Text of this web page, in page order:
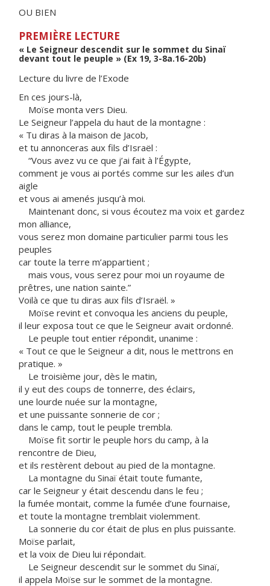
OU BIEN
PREMIÈRE LECTURE
« Le Seigneur descendit sur le sommet du Sinaï
devant tout le peuple » (Ex 19, 3-8a.16-20b)
Lecture du livre de l’Exode
En ces jours-là,
Moïse monta vers Dieu.
Le Seigneur l’appela du haut de la montagne :
« Tu diras à la maison de Jacob,
et tu annonceras aux fils d’Israël :
“Vous avez vu ce que j’ai fait à l’Égypte,
comment je vous ai portés comme sur les ailes d’un
aigle
et vous ai amenés jusqu’à moi.
Maintenant donc, si vous écoutez ma voix et gardez
mon alliance,
vous serez mon domaine particulier parmi tous les
peuples
car toute la terre m’appartient ;
mais vous, vous serez pour moi un royaume de
prêtres, une nation sainte.”
Voilà ce que tu diras aux fils d’Israël. »
Moïse revint et convoqua les anciens du peuple,
il leur exposa tout ce que le Seigneur avait ordonné.
Le peuple tout entier répondit, unanime :
« Tout ce que le Seigneur a dit, nous le mettrons en
pratique. »
Le troisième jour, dès le matin,
il y eut des coups de tonnerre, des éclairs,
une lourde nuée sur la montagne,
et une puissante sonnerie de cor ;
dans le camp, tout le peuple trembla.
Moïse fit sortir le peuple hors du camp, à la
rencontre de Dieu,
et ils restèrent debout au pied de la montagne.
La montagne du Sinaï était toute fumante,
car le Seigneur y était descendu dans le feu ;
la fumée montait, comme la fumée d’une fournaise,
et toute la montagne tremblait violemment.
La sonnerie du cor était de plus en plus puissante.
Moïse parlait,
et la voix de Dieu lui répondait.
Le Seigneur descendit sur le sommet du Sinaï,
il appela Moïse sur le sommet de la montagne.